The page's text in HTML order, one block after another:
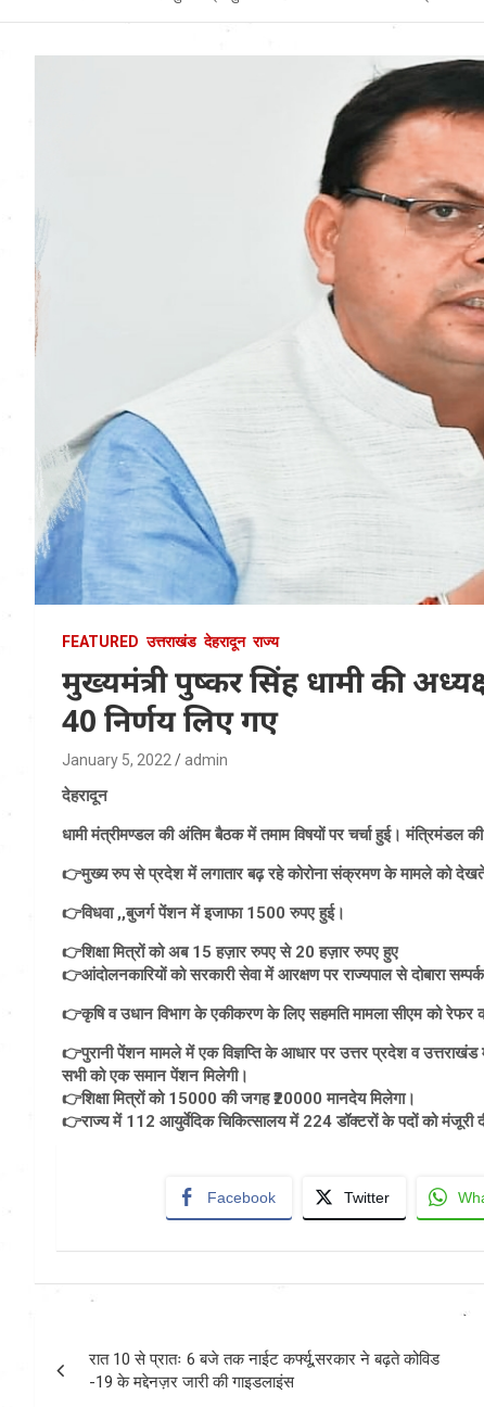
Uttarakhand News in
FEATURED उत्तराखंड देहरादून राज्य
मुख्यमंत्री पुष्कर सिंह धामी की
40 निर्णय लिए गए
January 5, 2022 admin
देहरादून
धामी मंत्रीमण्डल की अंतिम बैठक में तमाम विषयों पर चर्चा हुई। मंत्रिमंडल
👉मुख्य रुप से प्रदेश में लगातार बढ़ रहे कोरोना संक्रमण के मामले को देखते
👉विधवा ,,बुजर्ग पेंशन में इजाफा 1500 रुपए हुई।
👉शिक्षा मित्रों को अब 15 हज़ार रुपए से 20 हज़ार रुपए हुए
👉आंदोलनकारियों को सरकारी सेवा में आरक्षण पर राज्यपाल से दोबारा
👉कृषि व उधान विभाग के एकीकरण के लिए सहमति मामला सीएम को रेफर
👉पुरानी पेंशन मामले में एक विज्ञप्ति के आधार पर उत्तर प्रदेश व
सभी को एक समान पेंशन मिलेगी।
👉शिक्षा मित्रों को 15000 की जगह ₹20000 मानदेय मिलेगा।
👉राज्य में 112 आयुर्वेदिक चिकित्सालय में 224 डॉक्टरों के पदों को मंजूरी
Facebook Twitter
navigation
रात 10 से प्रातः 6 बजे तक नाईट कर्फ्यू,सरकार ने बढ़ते कोविड
-19 के मद्देनज़र जारी की गाइडलाइंस